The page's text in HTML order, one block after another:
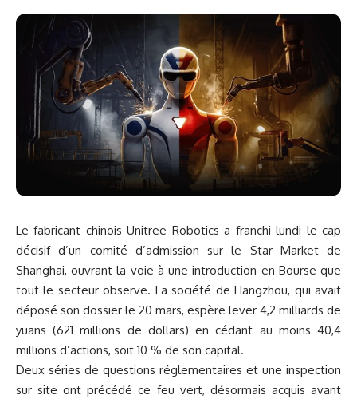
Le fabricant chinois Unitree Robotics a franchi lundi le cap
décisif d’un comité d’admission sur le Star Market de
Shanghai, ouvrant la voie à une introduction en Bourse que
tout le secteur observe. La société de Hangzhou, qui avait
déposé son dossier le 20 mars, espère lever 4,2 milliards de
yuans (621 millions de dollars) en cédant au moins 40,4
millions d’actions, soit 10 % de son capital.
Deux séries de questions réglementaires et une inspection
sur site ont précédé ce feu vert, désormais acquis avant